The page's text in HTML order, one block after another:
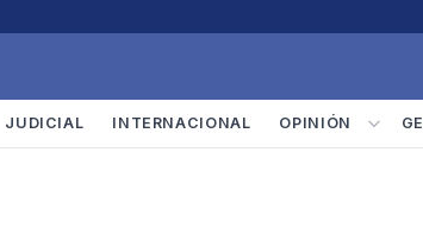
JUDICIAL INTERNACIONAL OPINIÓN